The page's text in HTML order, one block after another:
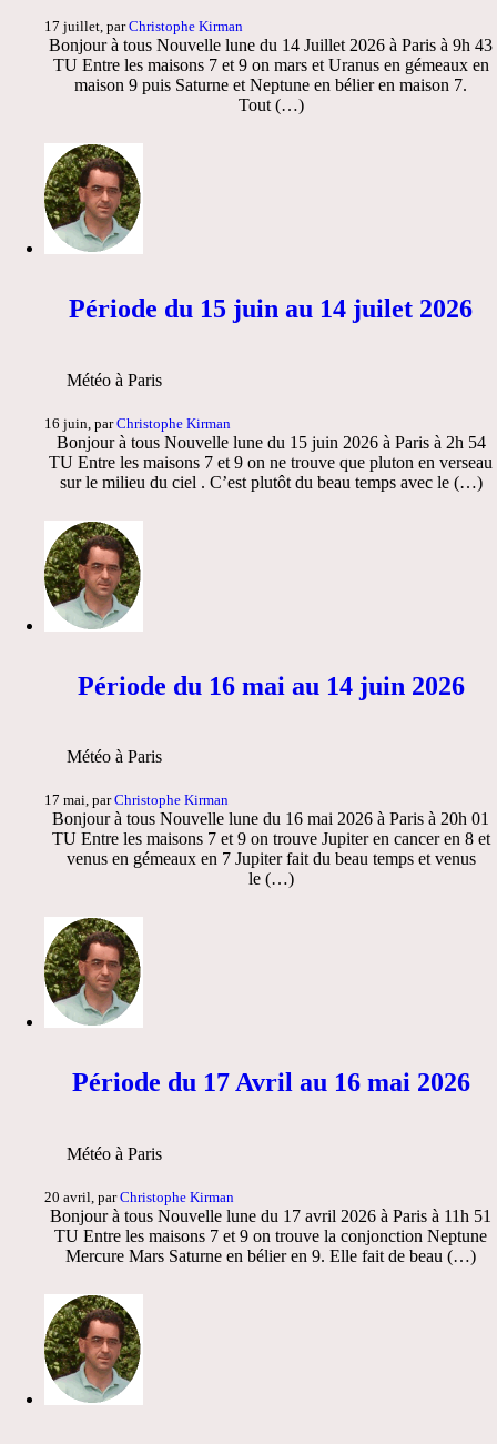
17 juillet, parChristophe Kirman
Bonjour à tous Nouvelle lune du 14 Juillet 2026 à Paris à 9h 43
TU Entre les maisons 7 et 9 on mars et Uranus en gémeaux en
maison 9 puis Saturne et Neptune en bélier en maison 7.
Tout (…)
Période du 15 juin au 14 juilet 2026
Météo à Paris
16 juin, parChristophe Kirman
Bonjour à tous Nouvelle lune du 15 juin 2026 à Paris à 2h 54
TU Entre les maisons 7 et 9 on ne trouve que pluton en verseau
sur le milieu du ciel . C’est plutôt du beau temps avec le (…)
Période du 16 mai au 14 juin 2026
Météo à Paris
17 mai, parChristophe Kirman
Bonjour à tous Nouvelle lune du 16 mai 2026 à Paris à 20h 01
TU Entre les maisons 7 et 9 on trouve Jupiter en cancer en 8 et
venus en gémeaux en 7 Jupiter fait du beau temps et venus
le (…)
Période du 17 Avril au 16 mai 2026
Météo à Paris
20 avril, parChristophe Kirman
Bonjour à tous Nouvelle lune du 17 avril 2026 à Paris à 11h 51
TU Entre les maisons 7 et 9 on trouve la conjonction Neptune
Mercure Mars Saturne en bélier en 9. Elle fait de beau (…)